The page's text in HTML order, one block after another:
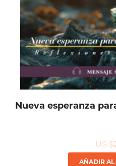
Nueva esperanza
US $
AÑADIR AL